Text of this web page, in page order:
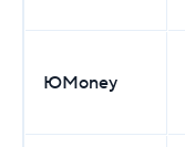
ЮMoney